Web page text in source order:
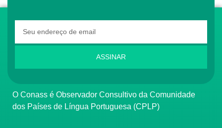
ASSINAR
O Conass é Observador Consultivo da Comunidade
dos Países de Língua Portuguesa (CPLP)